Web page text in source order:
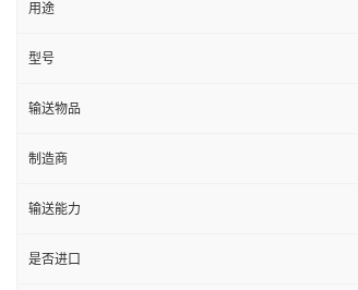
用途
型号
输送物品
制造商
输送能力
是否进口